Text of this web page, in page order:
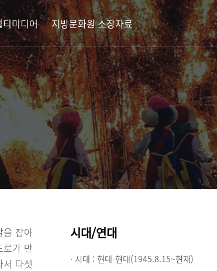
티미디어 지방문화원 소장자료
을 잡아
로가 만
다섯
시대/연대
· 시대 : 현대-현대(1945.8.15~현재)